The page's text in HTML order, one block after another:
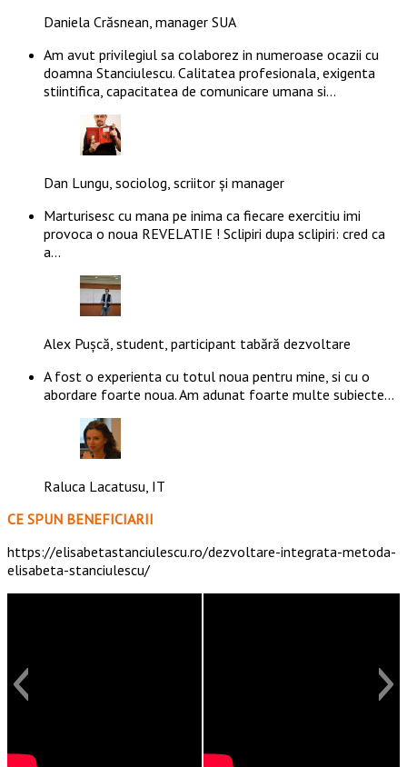
Daniela Crăsnean, manager SUA
Am avut privilegiul sa colaborez in numeroase ocazii cu
doamna Stanciulescu. Calitatea profesionala, exigenta
stiintifica, capacitatea de comunicare umana si…
Dan Lungu, sociolog, scriitor și manager
Marturisesc cu mana pe inima ca fiecare exercitiu imi
provoca o noua REVELATIE ! Sclipiri dupa sclipiri: cred ca
a…
Alex Pușcă, student, participant tabără dezvoltare
A fost o experienta cu totul noua pentru mine, si cu o
abordare foarte noua. Am adunat foarte multe subiecte…
Raluca Lacatusu, IT
CE SPUN BENEFICIARII
https://elisabetastanciulescu.ro/dezvoltare-integrata-metoda-
elisabeta-stanciulescu/